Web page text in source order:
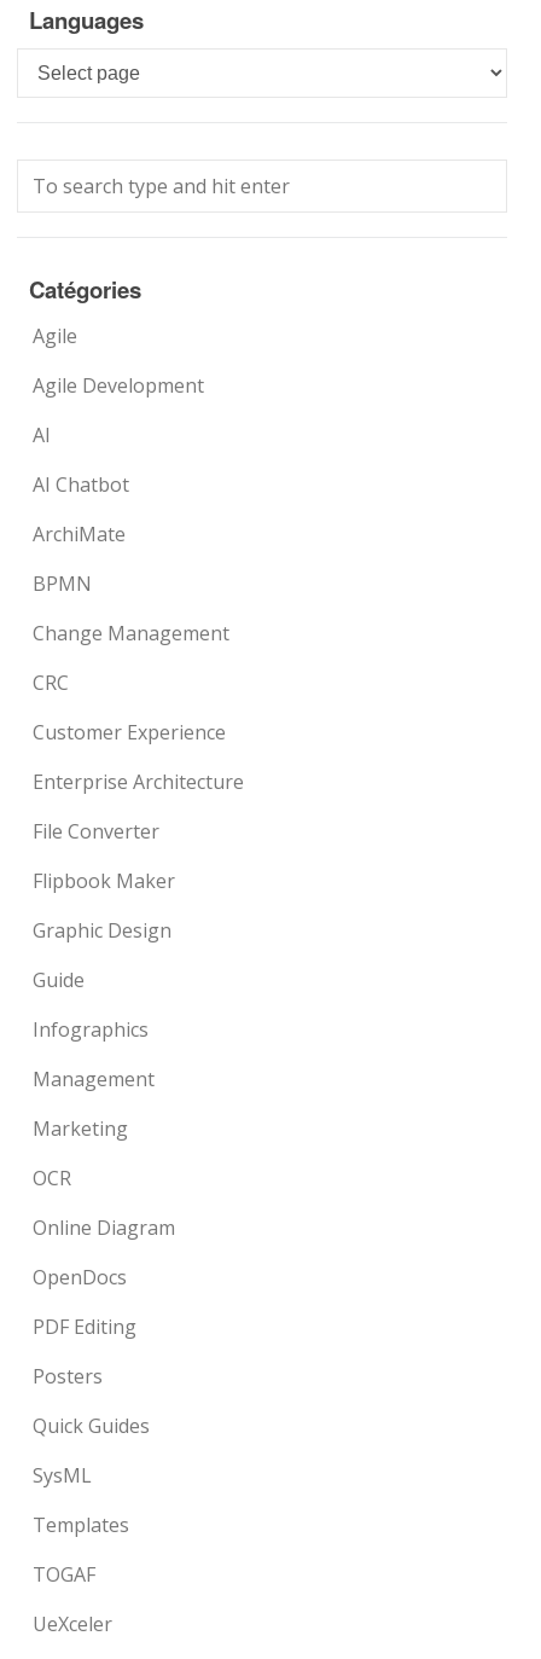
Languages
Languages
Catégories
Agile
Agile Development
AI
AI Chatbot
ArchiMate
BPMN
Change Management
CRC
Customer Experience
Enterprise Architecture
File Converter
Flipbook Maker
Graphic Design
Guide
Infographics
Management
Marketing
OCR
Online Diagram
OpenDocs
PDF Editing
Posters
Quick Guides
SysML
Templates
TOGAF
UeXceler